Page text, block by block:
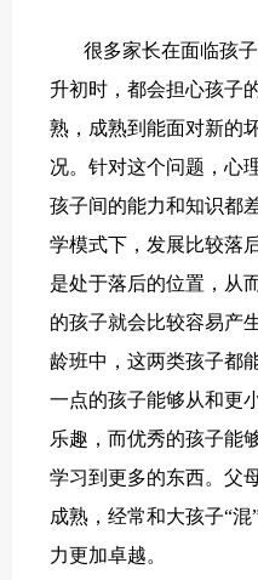
很多家长在面临孩
升初时，都会担心孩子
熟，成熟到能面对新的
况。针对这个问题， 心
孩子间的能力和知识都
学模式下，发展比较落
是处于落后的位置，从
的孩子就会比较容易产
龄班中，这两类孩子都
一点的孩子能够从和更
乐趣，而优秀的孩子能
学习到更多的东西。父
成熟，经常和大孩子“
力更加卓越。